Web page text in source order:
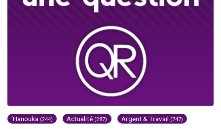
'Hanouka (244) Actualité (287) Argent & Travail (747)